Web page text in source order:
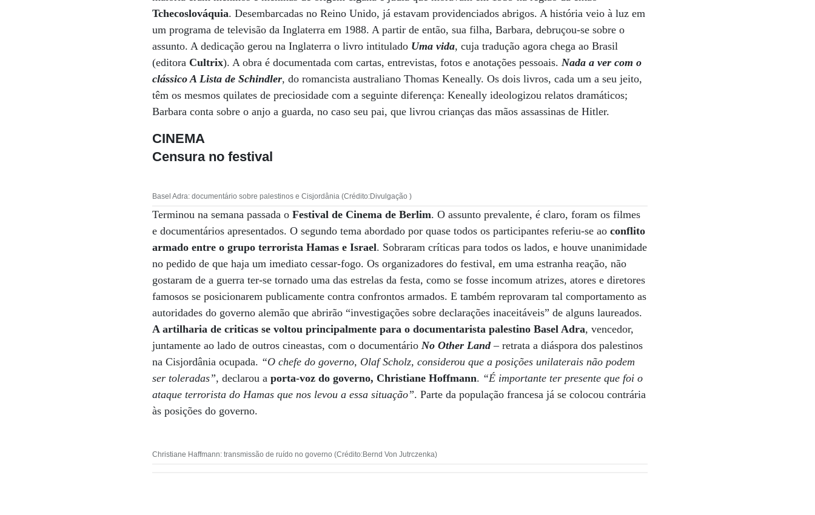
Tchecoslováquia. Desembarcadas no Reino Unido, já estavam providenciados abrigos. A história veio à luz em
um programa de televisão da Inglaterra em 1988. A partir de então, sua filha, Barbara, debruçou-se sobre o
assunto. A dedicação gerou na Inglaterra o livro intitulado Uma vida, cuja tradução agora chega ao Brasil
(editora Cultrix). A obra é documentada com cartas, entrevistas, fotos e anotações pessoais.Nada a ver com o
clássico A Lista de Schindler, do romancista australiano Thomas Keneally. Os dois livros, cada um a seu jeito,
têm os mesmos quilates de preciosidade com a seguinte diferença: Keneally ideologizou relatos dramáticos;
Barbara conta sobre o anjo a guarda, no caso seu pai, que livrou crianças das mãos assassinas de Hitler.
CINEMA
Censura no festival
Basel Adra: documentário sobre palestinos e Cisjordânia (Crédito:Divulgação )
Terminou na semana passada oFestival de Cinema de Berlim. O assunto prevalente, é claro, foram os filmes
e documentários apresentados. O segundo tema abordado por quase todos os participantes referiu-se aoconflito
armado entre o grupo terrorista Hamas e Israel. Sobraram críticas para todos os lados, e houve unanimidade
no pedido de que haja um imediato cessar-fogo. Os organizadores do festival, em uma estranha reação, não
gostaram de a guerra ter-se tornado uma das estrelas da festa, como se fosse incomum atrizes, atores e diretores
famosos se posicionarem publicamente contra confrontos armados. E também reprovaram tal comportamento as
autoridades do governo alemão que abrirão “investigações sobre declarações inaceitáveis” de alguns laureados.
A artilharia de criticas se voltou principalmente para o documentarista palestino Basel Adra, vencedor,
juntamente ao lado de outros cineastas, com o documentárioNo Other Land – retrata a diáspora dos palestinos
na Cisjordânia ocupada. “O chefe do governo, Olaf Scholz, considerou que a posições unilaterais não podem
ser toleradas”, declarou aporta-voz do governo, Christiane Hoffmann. “É importante ter presente que foi o
ataque terrorista do Hamas que nos levou a essa situação”. Parte da população francesa já se colocou contrária
às posições do governo.
Christiane Haffmann: transmissão de ruído no governo (Crédito:Bernd Von Jutrczenka)